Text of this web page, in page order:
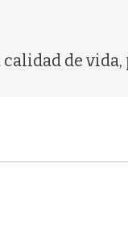
calidad de